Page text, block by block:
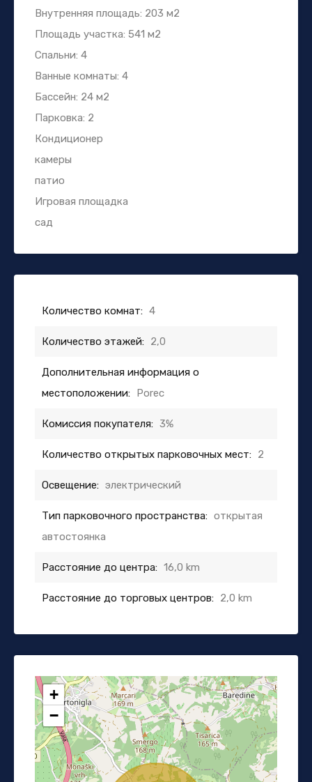
Внутренняя площадь: 203 м2
Площадь участка: 541 м2
Спальни: 4
Ванные комнаты: 4
Бассейн: 24 м2
Парковка: 2
Кондиционер
камеры
патио
Игровая площадка
сад
Количество комнат: 4
Количество этажей: 2,0
Дополнительная информация о
местоположении: Porec
Комиссия покупателя: 3%
Количество открытых парковочных мест: 2
Освещение: электрический
Тип парковочного пространства: открытая
автостоянка
Расстояние до центра: 16,0 km
Расстояние до торговых центров: 2,0 km
+
−